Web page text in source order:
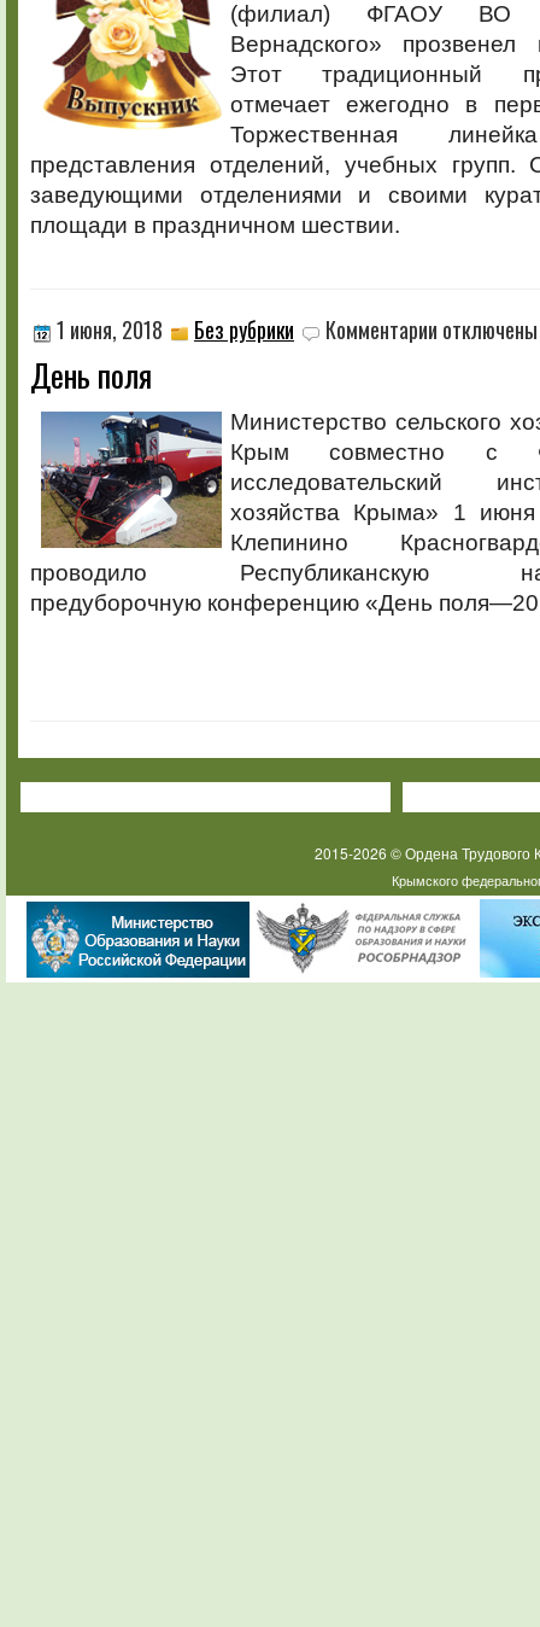
(филиал) ФГАОУ
Вернадского» прозвенел
Этот традиционный
отмечает ежегодно в
Торжественная
представления отделений, учебных групп.
заведующими отделениями и своими
площади в праздничном шествии.
1 июня, 2018 Без рубрики Комментарии записи
отключены
День поля
Министерство сельского
Крым совместно с
исследовательский
хозяйства Крыма» 1
Клепинино
проводило Республиканскую
предуборочную конференцию «День
2015-2026 © Ордена
Крымского